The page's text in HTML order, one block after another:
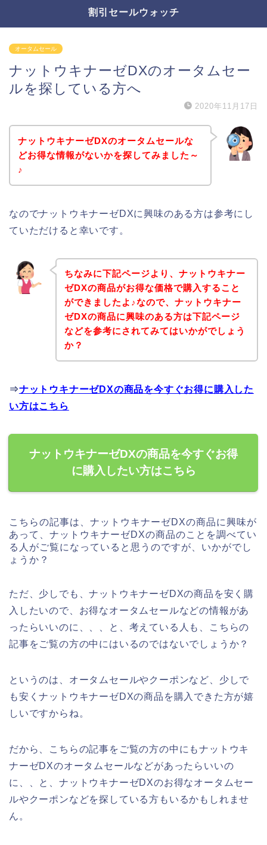
割引セールウォッチ
オータムセール
ナットウキナーゼDXのオータムセー
ルを探している方へ
2020年11月17日
ナットウキナーゼDXのオータムセールな
どお得な情報がないかを探してみました～
♪
なのでナットウキナーゼDXに興味のある方は参考にし
ていただけると幸いです。
ちなみに下記ページより、ナットウキナー
ゼDXの商品がお得な価格で購入すること
ができましたよ♪なので、ナットウキナー
ゼDXの商品に興味のある方は下記ページ
などを参考にされてみてはいかがでしょう
か？
⇒ナットウキナーゼDXの商品を今すぐお得に購入した
い方はこちら
ナットウキナーゼDXの商品を今すぐお得
に購入したい方はこちら
こちらの記事は、ナットウキナーゼDXの商品に興味が
あって、ナットウキナーゼDXの商品のことを調べてい
る人がご覧になっていると思うのですが、いかがでし
ょうか？
ただ、少しでも、ナットウキナーゼDXの商品を安く購
入したいので、お得なオータムセールなどの情報があ
ったらいいのに、、、と、考えている人も、こちらの
記事をご覧の方の中にはいるのではないでしょうか？
というのは、オータムセールやクーポンなど、少しで
も安くナットウキナーゼDXの商品を購入できた方が嬉
しいですからね。
だから、こちらの記事をご覧の方の中にもナットウキ
ナーゼDXのオータムセールなどがあったらいいの
に、、と、ナットウキナーゼDXのお得なオータムセー
ルやクーポンなどを探している方もいるかもしれませ
ん。